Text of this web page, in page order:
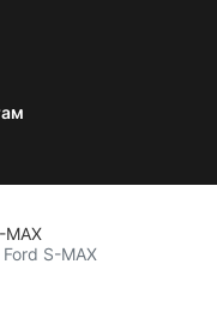
MAX
S-MAX